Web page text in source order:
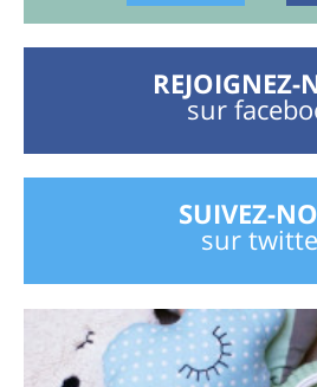
REJOIGNEZ-
sur
SUIVEZ-
sur